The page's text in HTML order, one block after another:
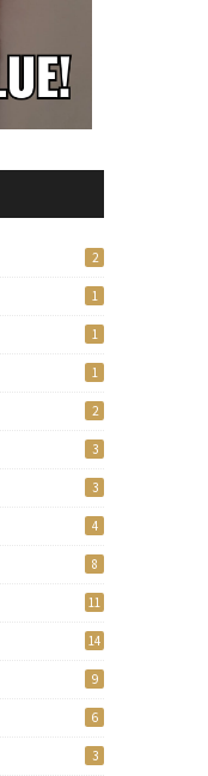
2
1
1
1
2
3
3
4
8
11
14
9
6
3